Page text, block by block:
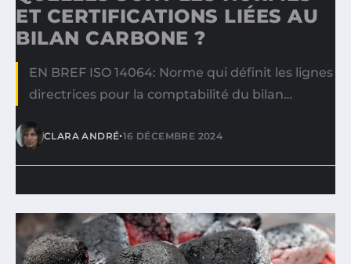
ET CERTIFICATIONS LIÉES AU
BILAN CARBONE ?
EN BREF ISO 14064: Norme qui définit les lignes
directrices pour la comptabilité du bilan…
CLARA ANDRÉ•16 DÉCEMBRE 2024